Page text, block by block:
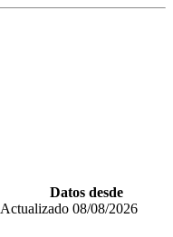
Datos desde
Actualizado 08/08/2026